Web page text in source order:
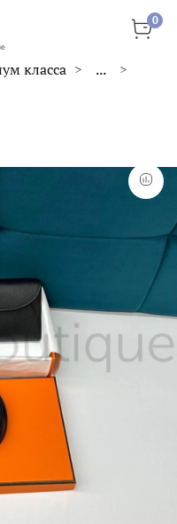
0
класса
...